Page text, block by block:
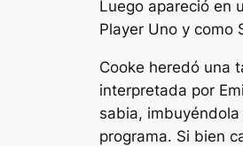
Luego apareció en
Player Uno y como
Cooke heredó una
interpretada por
sabia,
programa. Si bien